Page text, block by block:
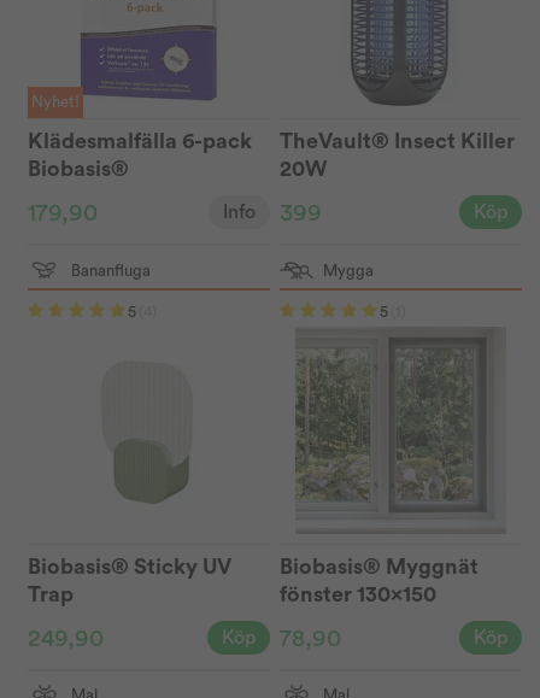
Nyhet!
Klädesmalfälla 6-pack
Biobasis®
179,90 Info
TheVault® Insect Killer
20W
399 Köp
Bananfluga
5
Biobasis® Sticky UV
Trap
249,90 Köp
Mygga
5
Biobasis® Myggnät
fönster 130x150
78,90 Köp